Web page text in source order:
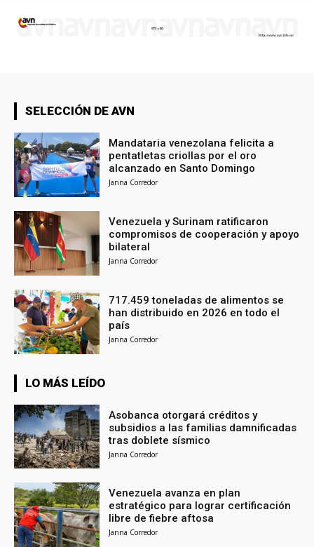
SELECCIÓN DE AVN
Mandataria venezolana felicita a
pentatletas criollas por el oro
alcanzado en Santo Domingo
Janna Corredor
Venezuela y Surinam ratificaron
compromisos de cooperación y apoyo
bilateral
Janna Corredor
717.459 toneladas de alimentos se
han distribuido en 2026 en todo el
país
Janna Corredor
LO MÁS LEÍDO
Asobanca otorgará créditos y
subsidios a las familias damnificadas
tras doblete sísmico
Janna Corredor
Venezuela avanza en plan
estratégico para lograr certificación
libre de fiebre aftosa
Janna Corredor